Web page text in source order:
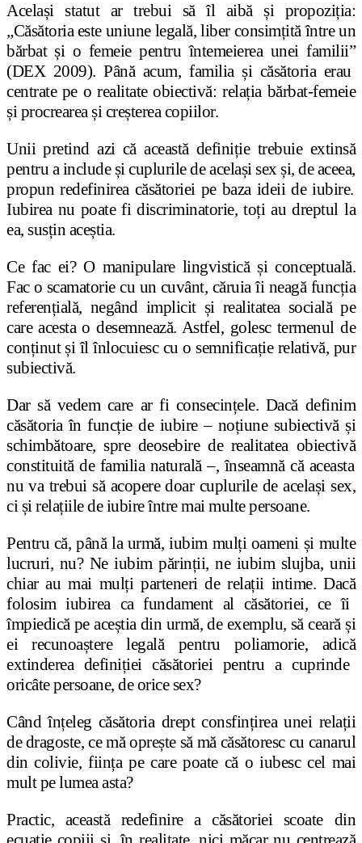
Același statut ar trebui săîl aibă și propoziția:
„Căsătoria este uniune legală, liber consimțită între un
bărbat și o femeie pentru întemeierea unei familii”
(DEX 2009).Pânăacum, familiași căsătoria erau
centrate pe o realitate obiectivă: relația bărbat-femeie
și procreareași creșterea copiilor.
Unii pretind azi căaceastădefiniție trebuie extinsă
pentru a includeși cuplurile de același sexși, de aceea,
propun redefinirea căsătoriei pe baza ideii de iubire.
Iubirea nu poate fi discriminatorie, toți au dreptul la
ea, susțin aceștia.
Ce fac ei? O manipulare lingvistică și conceptuală.
Fac o scamatorie cu un cuvânt, căruiaîi neagăfuncția
referențială, negând implicit și realitatea socialăpe
care acesta o desemnează. Astfel, golesc termenul de
conținutșiîlînlocuiesc cu o semnificație relativă, pur
subiectivă.
Dar săvedem care ar fi consecințele. Dacădefinim
căsătoriaîn funcție de iubire–noțiune subiectivă și
schimbătoare, spre deosebire de realitatea obiectivă
constituităde familia naturală–,înseamnăcăaceasta
nu va trebui săacopere doar cuplurile de același sex,
ciși relațiile de iubireîntre mai multe persoane.
Pentru că, pânăla urmă, iubim mulți oameni și multe
lucruri, nu? Ne iubim părinții, ne iubim slujba, unii
chiar au mai mulți parteneri de relații intime. Dacă
folosim iubirea ca fundament al căsătoriei, ceîi
împiedicăpe aceștia din urmă, de exemplu, săcearăși
ei recunoaștere legalăpentru poliamorie, adică
extinderea definiției căsătoriei pentru a cuprinde
oricâte persoane, de orice sex?
Cândînțeleg căsătoria drept consfințirea unei relații
de dragoste, ce măoprește sămăcăsătoresc cu canarul
din colivie, ființa pe care poate căo iubesc cel mai
mult pe lumea asta?
Practic, aceastăredefinire a căsătoriei scoate din